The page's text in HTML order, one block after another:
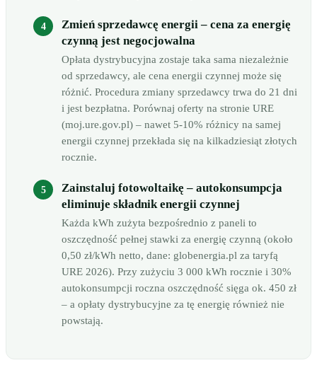
Zmień sprzedawcę energii – cena za energię
czynną jest negocjowalna
Opłata dystrybucyjna zostaje taka sama niezależnie
od sprzedawcy, ale cena energii czynnej może się
różnić. Procedura zmiany sprzedawcy trwa do 21 dni
i jest bezpłatna. Porównaj oferty na stronie URE
(moj.ure.gov.pl) – nawet 5-10% różnicy na samej
energii czynnej przekłada się na kilkadziesiąt złotych
rocznie.
Zainstaluj fotowoltaikę – autokonsumpcja
eliminuje składnik energii czynnej
Każda kWh zużyta bezpośrednio z paneli to
oszczędność pełnej stawki za energię czynną (około
0,50 zł/kWh netto, dane: globenergia.pl za taryfą
URE 2026). Przy zużyciu 3 000 kWh rocznie i 30%
autokonsumpcji roczna oszczędność sięga ok. 450 zł
– a opłaty dystrybucyjne za tę energię również nie
powstają.